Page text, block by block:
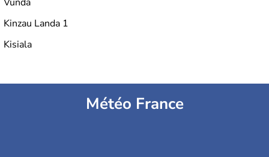
Kinzau Landa 1
Kisiala
Météo France